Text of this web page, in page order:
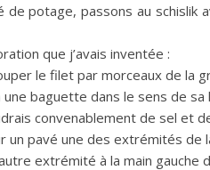
potage, passons au schislik
que j’avais inventée :
le filet par morceaux de la
une baguette dans le sens de sa
convenablement de sel et
un pavé une des extrémités de
extrémité à la main gauche